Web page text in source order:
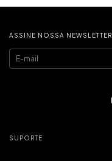
ASSINE NOSSA NEWSLETTER
SUPORTE